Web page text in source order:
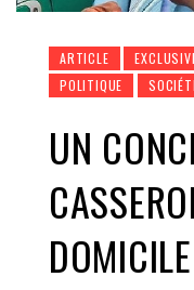
ARTICLE
POLITIQUE
UN